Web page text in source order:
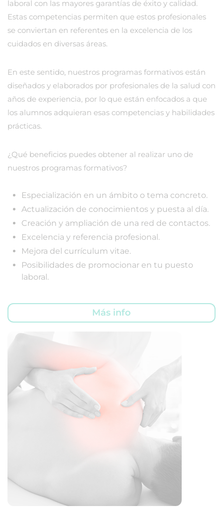
laboral con las mayores garantías de éxito y calidad.
Estas competencias permiten que estos profesionales
se conviertan en referentes en la excelencia de los
cuidados en diversas áreas.
En este sentido, nuestros programas formativos están
diseñados y elaborados por profesionales de la salud con
años de experiencia, por lo que están enfocados a que
los alumnos adquieran esas competencias y habilidades
prácticas.
¿Qué beneficios puedes obtener al realizar uno de
nuestros programas formativos?
Especialización en un ámbito o tema concreto.
Actualización de conocimientos y puesta al día.
Creación y ampliación de una red de contactos.
Excelencia y referencia profesional.
Mejora del currículum vitae.
Posibilidades de promocionar en tu puesto
laboral.
Más info